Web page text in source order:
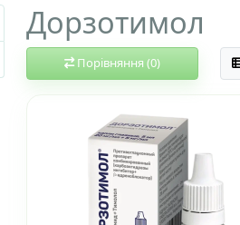
Дорзотимол
Порівняння (0)